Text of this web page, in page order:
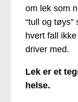
om lek som
“tull og
hvert fall
driver med.
Lek er et
helse.